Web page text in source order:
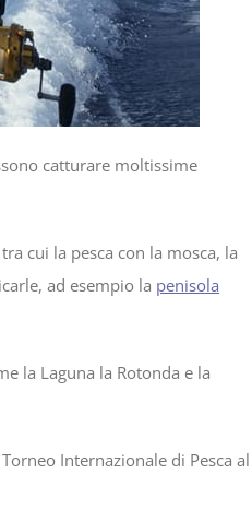
catturare moltissime
tra cui la pesca con la mosca, la
ad esempio la penisola
la Laguna la Rotonda e la
Internazionale di Pesca al